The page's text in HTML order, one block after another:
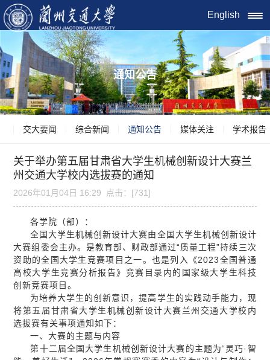
English
通知公告
交大要闻 综合新闻 通知公告 媒体关注 学术报告
关于举办第五届甘肃省大学生机械创新设计大赛兰
州交通大学校内选拔赛的通知
2026年01月04日 16:29 点击：[731]
各学院（部）：
全国大学生机械创新设计大赛由全国大学生机械创新设计
大赛组委会主办。是教育部、财政部通过“质量工程”持续三次
资助的全国大学生竞赛项目之一。也是列入《2023全国普通
高校大学生竞赛分析报告》竞赛目录内的国家级大学生科技
创新竞赛项目。
为培养大学生的创新意识，提高学生的实践动手能力，现
将第五届甘肃省大学生机械创新设计大赛兰州交通大学校内
选拔赛有关事项通知如下：
一、大赛的主题与内容
第十二届全国大学生机械创新设计大赛的主题为“灵巧·智